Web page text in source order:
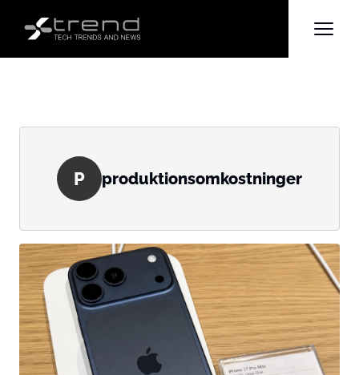
P produktionsomkostninger